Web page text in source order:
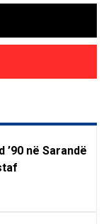
në Sarandë